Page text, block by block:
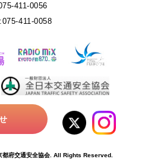
411-0056
411-0058
府交通安全協会. All Rights Reserved.